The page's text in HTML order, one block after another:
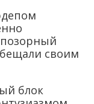
позорный
своим
блок